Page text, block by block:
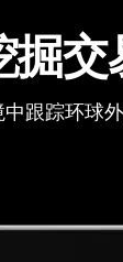
掘交
跟踪环球